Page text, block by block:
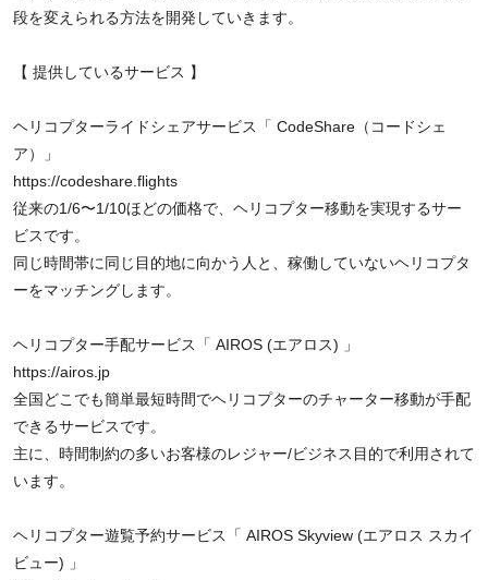
段を変えられる方法を開発していきます。
【 提供しているサービス 】
ヘリコプターライドシェアサービス「 CodeShare（コードシェ
ア）」
https://codeshare.flights
従来の1/6〜1/10ほどの価格で、ヘリコプター移動を実現するサー
ビスです。
同じ時間帯に同じ目的地に向かう人と、稼働していないヘリコプタ
ーをマッチングします。
ヘリコプター手配サービス「 AIROS (エアロス) 」
https://airos.jp
全国どこでも簡単最短時間でヘリコプターのチャーター移動が手配
できるサービスです。
主に、時間制約の多いお客様のレジャー/ビジネス目的で利用されて
います。
ヘリコプター遊覧予約サービス「 AIROS Skyview (エアロス スカイ
ビュー) 」